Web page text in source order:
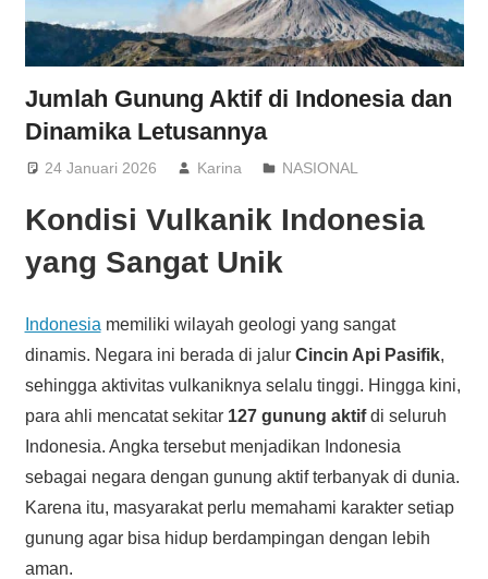
Jumlah Gunung Aktif di Indonesia dan
Dinamika Letusannya
24 Januari 2026 Karina NASIONAL
Kondisi Vulkanik Indonesia
yang Sangat Unik
Indonesia memiliki wilayah geologi yang sangat
dinamis. Negara ini berada di jalur Cincin Api Pasifik,
sehingga aktivitas vulkaniknya selalu tinggi. Hingga kini,
para ahli mencatat sekitar 127 gunung aktifdi seluruh
Indonesia. Angka tersebut menjadikan Indonesia
sebagai negara dengan gunung aktif terbanyak di dunia.
Karena itu, masyarakat perlu memahami karakter setiap
gunung agar bisa hidup berdampingan dengan lebih
aman.